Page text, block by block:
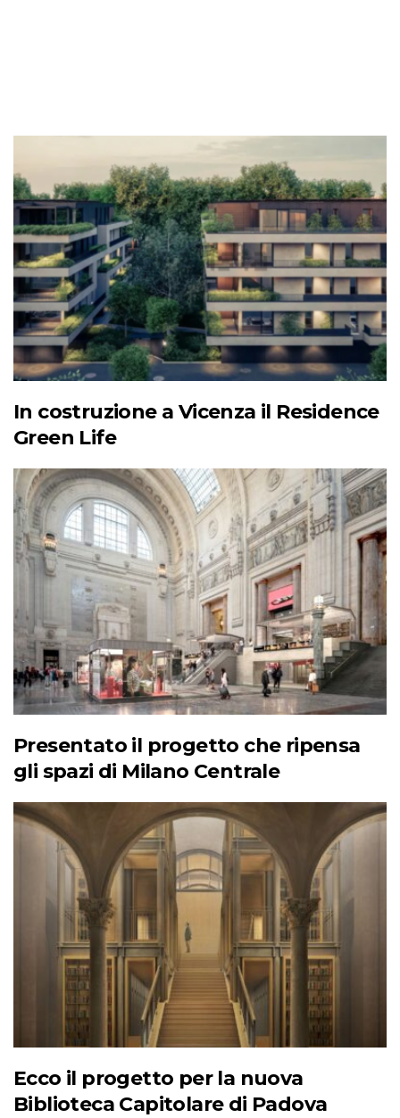
In costruzione a Vicenza il Residence
Green Life
Presentato il progetto che ripensa
gli spazi di Milano Centrale
Ecco il progetto per la nuova
Biblioteca Capitolare di Padova